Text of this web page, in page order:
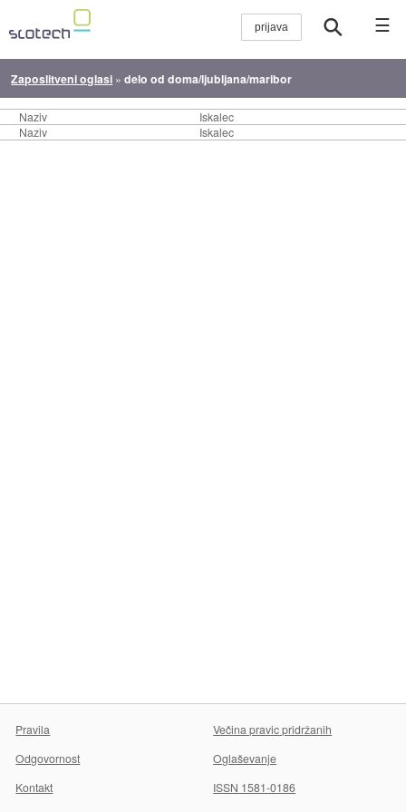
☰
Zaposlitveni oglasi »delo od doma/ljubljana/maribor
Naziv
Iskalec
Naziv
Iskalec
Pravila
Večina pravic pridržanih
Odgovornost
Oglaševanje
Kontakt
ISSN 1581-0186